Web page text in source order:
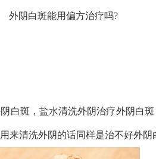
外阴白斑能用偏方治疗吗?
白斑，盐水清洗外阴治疗外阴白
来清洗外阴的话同样是治不好外阴